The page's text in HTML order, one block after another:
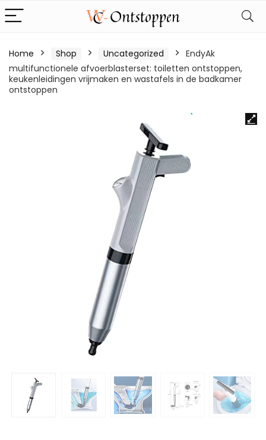
Home Shop Uncategorized
EndyAk
multifunctionele afvoerblasterset: toiletten ontstoppen,
keukenleidingen vrijmaken en wastafels in de badkamer
ontstoppen